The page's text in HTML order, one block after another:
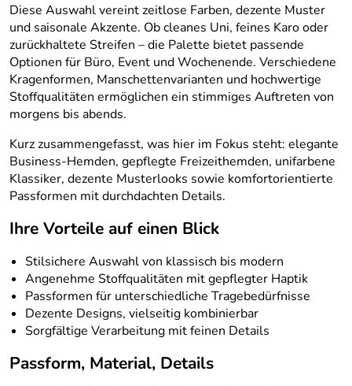
Diese Auswahl vereint zeitlose Farben, dezente Muster
und saisonale Akzente. Ob cleanes Uni, feines Karo oder
zurückhaltete Streifen – die Palette bietet passende
Optionen für Büro, Event und Wochenende. Verschiedene
Kragenformen, Manschettenvarianten und hochwertige
Stoffqualitäten ermöglichen ein stimmiges Auftreten von
morgens bis abends.
Kurz zusammengefasst, was hier im Fokus steht: elegante
Business-Hemden, gepflegte Freizeithemden, unifarbene
Klassiker, dezente Musterlooks sowie komfortorientierte
Passformen mit durchdachten Details.
Ihre Vorteile auf einen Blick
Stilsichere Auswahl von klassisch bis modern
Angenehme Stoffqualitäten mit gepflegter Haptik
Passformen für unterschiedliche Tragebedürfnisse
Dezente Designs, vielseitig kombinierbar
Sorgfältige Verarbeitung mit feinen Details
Passform, Material, Details